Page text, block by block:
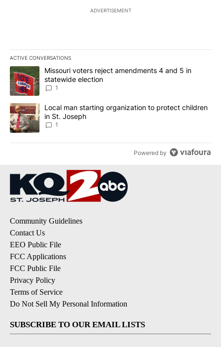
ADVERTISEMENT
ACTIVE CONVERSATIONS
The following is a list of the most commented articles in the last
A trending article titled "Missouri voters reject amendments 4
Missouri voters reject amendments 4 and 5 in
statewide election
1
A trending article titled "Local man starting organization to
Local man starting organization to protect children
in St. Joseph
1
Powered by
Community Guidelines
Contact Us
EEO Public File
FCC Applications
FCC Public File
Privacy Policy
Terms of Service
Do Not Sell My Personal Information
SUBSCRIBE TO OUR EMAIL LISTS